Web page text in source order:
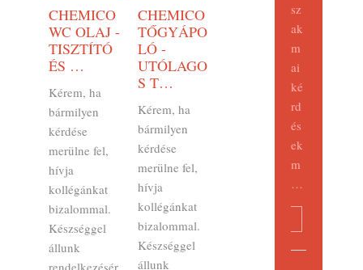
CHEMICO
WC OLAJ -
TISZTÍTÓ
ÉS …
Kérem, ha
bármilyen
kérdése
merülne fel,
hívja
kollégánkat
bizalommal.
Készséggel
állunk
rendelkezésér
CHEMICO
TŐGYÁPO
LÓ -
UTÓLAGO
S T…
Kérem, ha
bármilyen
kérdése
merülne fel,
hívja
kollégánkat
bizalommal.
Készséggel
állunk
sz
ak
m
ai
ké
rd
és
ek
m
…